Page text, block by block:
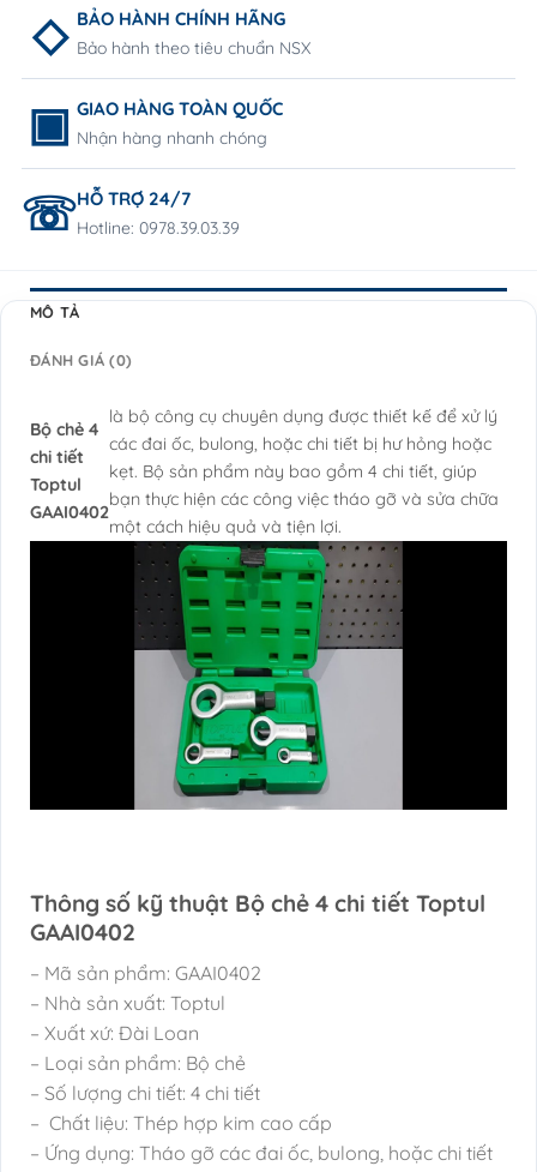
BẢO HÀNH CHÍNH HÃNG
Bảo hành theo tiêu chuẩn NSX
GIAO HÀNG TOÀN QUỐC
Nhận hàng nhanh chóng
HỖ TRỢ 24/7
Hotline: 0978.39.03.39
MÔ TẢ
ĐÁNH GIÁ (0)
Bộ chẻ 4
chi tiết
Toptul
GAAI0402
là bộ công cụ chuyên dụng được thiết kế để xử lý
các đai ốc, bulong, hoặc chi tiết bị hư hỏng hoặc
kẹt. Bộ sản phẩm này bao gồm 4 chi tiết, giúp
bạn thực hiện các công việc tháo gỡ và sửa chữa
một cách hiệu quả và tiện lợi.
Thông số kỹ thuật Bộ chẻ 4 chi tiết Toptul
GAAI0402
– Mã sản phẩm: GAAI0402
– Nhà sản xuất: Toptul
– Xuất xứ: Đài Loan
– Loại sản phẩm: Bộ chẻ
– Số lượng chi tiết: 4 chi tiết
– Chất liệu: Thép hợp kim cao cấp
– Ứng dụng: Tháo gỡ các đai ốc, bulong, hoặc chi tiết